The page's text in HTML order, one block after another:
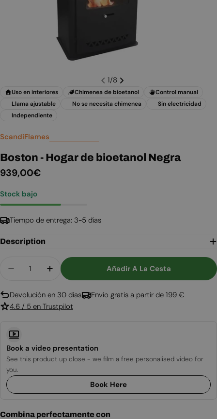
1/8
Uso en interiores Chimenea de bioetanol
Control manual
Llama ajustable
No se necesita chimenea
Sin electricidad
Independiente
ScandiFlames
Boston - Hogar de bioetanol Negra
Precio
939,00€
Stock bajo
Tiempo de entrega: 3-5 días
Description
Disminuir Cantidad Para Boston - Hogar De
Aumentar Cantidad Para Boston -
Añadir A La Cesta
Devolución en 30 días
Envío gratis a partir de 199 €
4.6 / 5 en Trustpilot
Book a video presentation
See this product up close - we film a free personalised video for
you.
Book Here
Combina perfectamente con